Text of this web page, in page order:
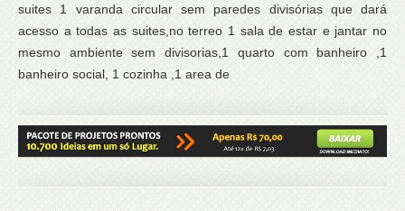
suites 1 varanda circular sem paredes divisórias que dará
acesso a todas as suites,no terreo 1 sala de estar e jantar no
mesmo ambiente sem divisorias,1 quarto com banheiro ,1
banheiro social, 1 cozinha ,1 area de